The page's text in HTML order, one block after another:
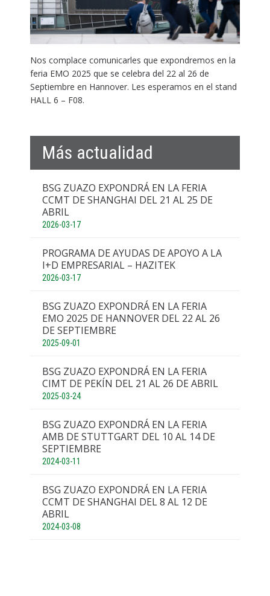
Nos complace comunicarles que expondremos en la
feria EMO 2025 que se celebra del 22 al 26 de
Septiembre en Hannover. Les esperamos en el stand
HALL 6 – F08.
Más actualidad
BSG ZUAZO EXPONDRÁ EN LA FERIA
CCMT DE SHANGHAI DEL 21 AL 25 DE
ABRIL
2026-03-17
PROGRAMA DE AYUDAS DE APOYO A LA
I+D EMPRESARIAL – HAZITEK
2026-03-17
BSG ZUAZO EXPONDRÁ EN LA FERIA
EMO 2025 DE HANNOVER DEL 22 AL 26
DE SEPTIEMBRE
2025-09-01
BSG ZUAZO EXPONDRÁ EN LA FERIA
CIMT DE PEKÍN DEL 21 AL 26 DE ABRIL
2025-03-24
BSG ZUAZO EXPONDRÁ EN LA FERIA
AMB DE STUTTGART DEL 10 AL 14 DE
SEPTIEMBRE
2024-03-11
BSG ZUAZO EXPONDRÁ EN LA FERIA
CCMT DE SHANGHAI DEL 8 AL 12 DE
ABRIL
2024-03-08